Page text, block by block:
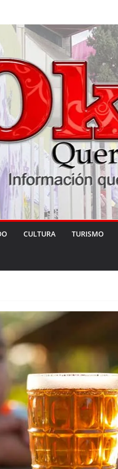
CULTURA TURISMO